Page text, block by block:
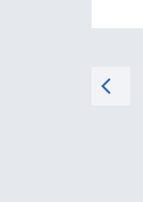
arrow_back_ios